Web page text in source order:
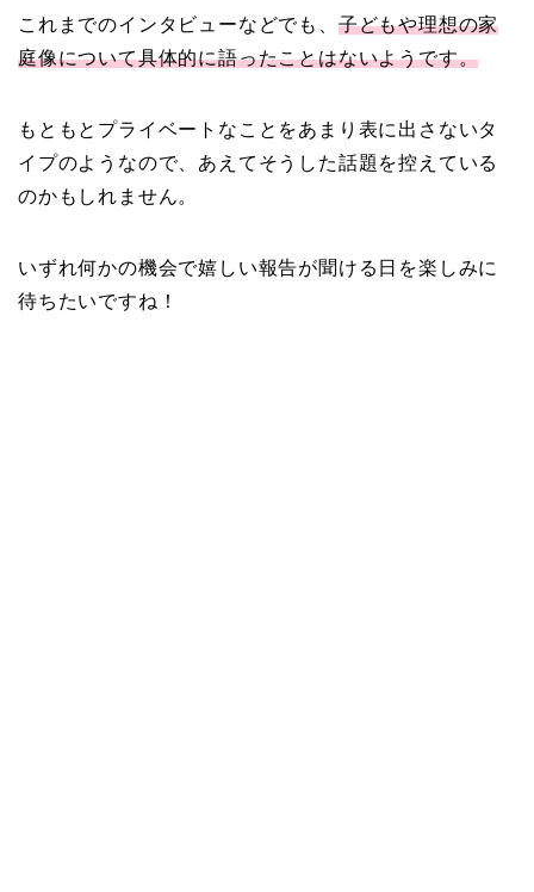
急接近！
と離婚したのはいつ？顔
画像や離婚理由は？
これまでのインタビューなどでも、 子どもや理想の家
庭像について具体的に語ったことはないようです。
もともとプライベートなことをあまり表に出さないタ
イプのようなので、あえてそうした話題を控えている
のかもしれません。
いずれ何かの機会で嬉しい報告が聞ける日を楽しみに
待ちたいですね！